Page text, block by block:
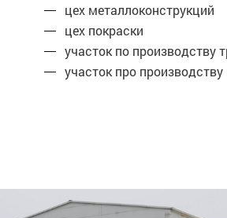
цех металлоконструкций
цех покраски
участок по производству
участок про